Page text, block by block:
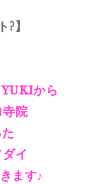
】
から
院
イ
ます♪